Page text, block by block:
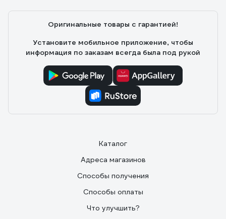
Оригинальные товары с гарантией!
Установите мобильное приложение, чтобы
информация по заказам всегда была под рукой
Каталог
Адреса магазинов
Способы получения
Способы оплаты
Что улучшить?